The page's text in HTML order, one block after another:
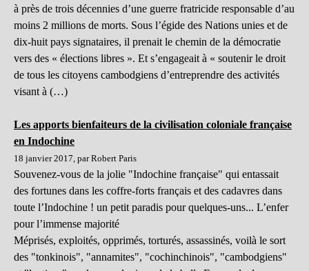
à près de trois décennies d’une guerre fratricide responsable d’au
moins 2 millions de morts. Sous l’égide des Nations unies et de
dix-huit pays signataires, il prenait le chemin de la démocratie
vers des « élections libres ». Et s’engageait à « soutenir le droit
de tous les citoyens cambodgiens d’entreprendre des activités
visant à (…)
Les apports bienfaiteurs de la civilisation coloniale française
en Indochine
18 janvier 2017, par Robert Paris
Souvenez-vous de la jolie "Indochine française" qui entassait
des fortunes dans les coffre-forts français et des cadavres dans
toute l’Indochine ! un petit paradis pour quelques-uns... L’enfer
pour l’immense majorité
Méprisés, exploités, opprimés, torturés, assassinés, voilà le sort
des "tonkinois", "annamites", "cochinchinois", "cambodgiens"